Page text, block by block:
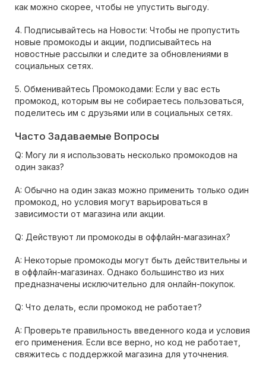
как можно скорее, чтобы не упустить выгоду.
4. Подписывайтесь на Новости: Чтобы не пропустить
новые промокоды и акции, подписывайтесь на
новостные рассылки и следите за обновлениями в
социальных сетях.
5. Обменивайтесь Промокодами: Если у вас есть
промокод, которым вы не собираетесь пользоваться,
поделитесь им с друзьями или в социальных сетях.
Часто Задаваемые Вопросы
Q: Могу ли я использовать несколько промокодов на
один заказ?
A: Обычно на один заказ можно применить только один
промокод, но условия могут варьироваться в
зависимости от магазина или акции.
Q: Действуют ли промокоды в оффлайн-магазинах?
A: Некоторые промокоды могут быть действительны и
в оффлайн-магазинах. Однако большинство из них
предназначены исключительно для онлайн-покупок.
Q: Что делать, если промокод не работает?
A: Проверьте правильность введенного кода и условия
его применения. Если все верно, но код не работает,
свяжитесь с поддержкой магазина для уточнения.